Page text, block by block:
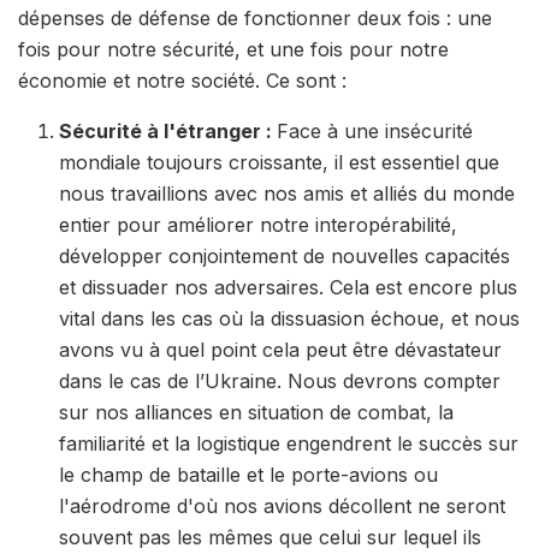
dépenses de défense de fonctionner deux fois : une
fois pour notre sécurité, et une fois pour notre
économie et notre société. Ce sont :
Sécurité à l'étranger : Face à une insécurité
mondiale toujours croissante, il est essentiel que
nous travaillions avec nos amis et alliés du monde
entier pour améliorer notre interopérabilité,
développer conjointement de nouvelles capacités
et dissuader nos adversaires. Cela est encore plus
vital dans les cas où la dissuasion échoue, et nous
avons vu à quel point cela peut être dévastateur
dans le cas de l’Ukraine. Nous devrons compter
sur nos alliances en situation de combat, la
familiarité et la logistique engendrent le succès sur
le champ de bataille et le porte-avions ou
l'aérodrome d'où nos avions décollent ne seront
souvent pas les mêmes que celui sur lequel ils